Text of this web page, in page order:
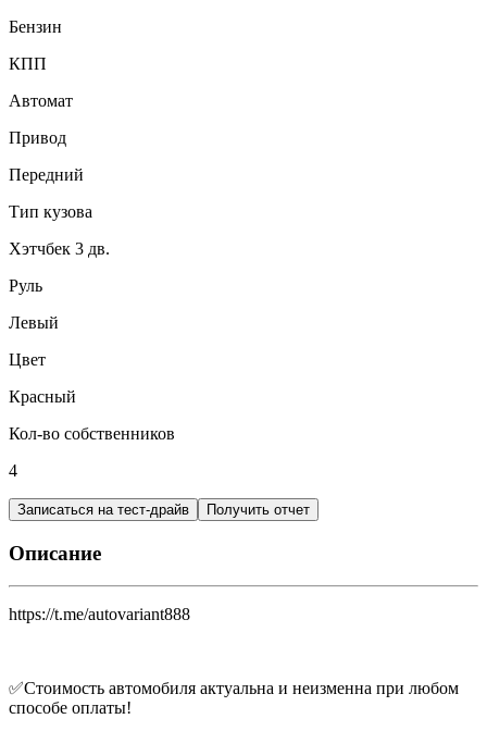
Бензин
КПП
Автомат
Привод
Передний
Тип кузова
Хэтчбек 3 дв.
Руль
Левый
Цвет
Красный
Кол-во собственников
4
Записаться на тест-драйв Получить отчет
Описание
https://t.me/autovariant888
✅Стоимость автомобиля актуальна и неизменна при любом
способе оплаты!